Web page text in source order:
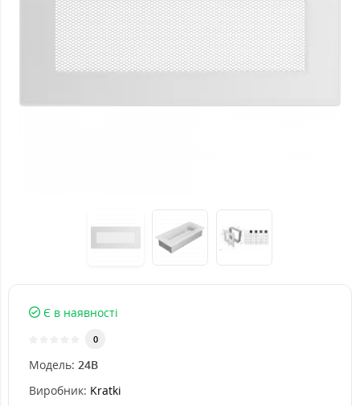
Є в наявності
0
Модель: 24B
Виробник: Kratki